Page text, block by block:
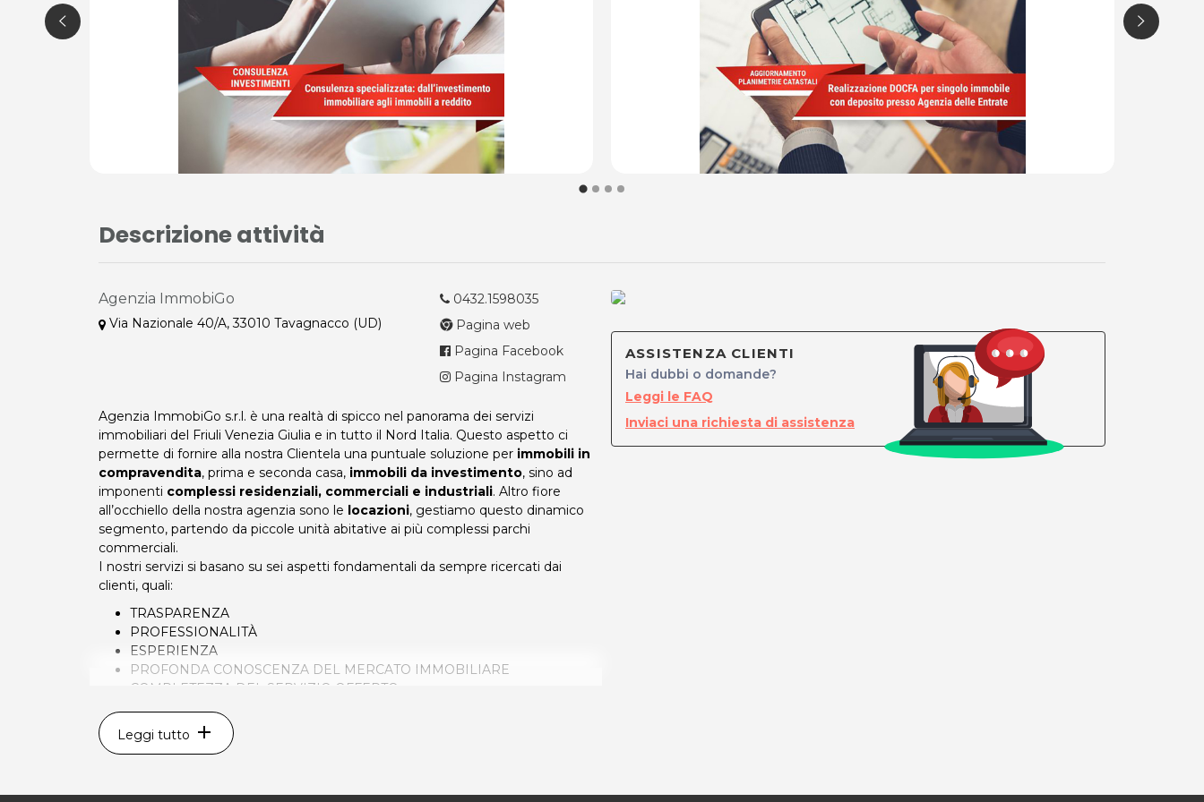
Descrizione attività
Agenzia ImmobiGo
Via Nazionale 40/A, 33010 Tavagnacco (UD)
0432.1598035
Pagina web
Pagina Facebook
Pagina Instagram
Agenzia ImmobiGo s.r.l. è una realtà di spicco nel panorama dei servizi
immobiliari del Friuli Venezia Giulia e in tutto il Nord Italia. Questo aspetto ci
permette di fornire alla nostra Clientela una puntuale soluzione per immobili in
compravendita, prima e seconda casa, immobili da investimento, sino ad
imponenti complessi residenziali, commerciali e industriali. Altro fiore
all’occhiello della nostra agenzia sono le locazioni, gestiamo questo dinamico
segmento, partendo da piccole unità abitative ai più complessi parchi
commerciali.
I nostri servizi si basano su sei aspetti fondamentali da sempre ricercati dai
clienti, quali:
TRASPARENZA
PROFESSIONALITÀ
ESPERIENZA
PROFONDA CONOSCENZA DEL MERCATO IMMOBILIARE
COMPLETEZZA DEL SERVIZIO OFFERTO
Caratteristiche che ci vantiamo di applicare sempre, in tutti i passaggi che ci
Leggi tutto add
ASSISTENZA CLIENTI
Hai dubbi o domande?
Leggi le FAQ
Inviaci una richiesta di assistenza